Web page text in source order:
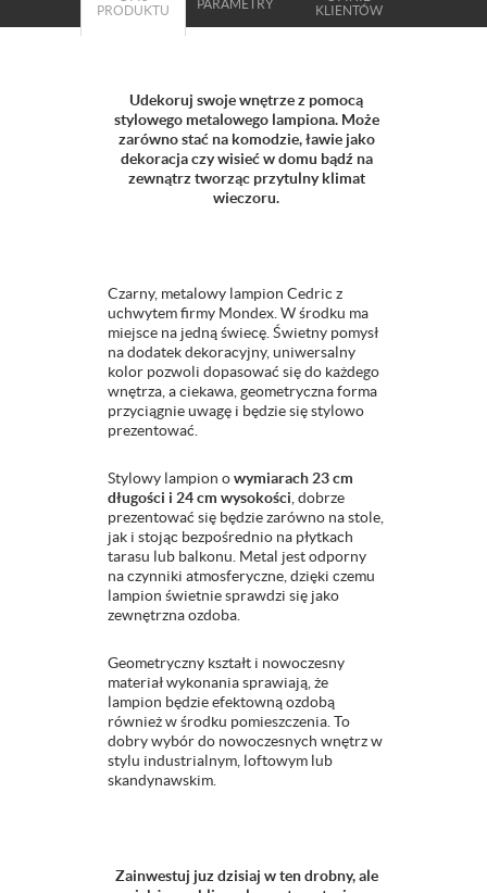
PRODUKTU
PARAMETRY
KLIENTÓW
Udekoruj swoje wnętrze z pomocą
stylowego metalowego lampiona. Może
zarówno stać na komodzie, ławie jako
dekoracja czy wisieć w domu bądź na
zewnątrz tworząc przytulny klimat
wieczoru.
Czarny, metalowy lampion Cedric z
uchwytem firmy Mondex. W środku ma
miejsce na jedną świecę. Świetny pomysł
na dodatek dekoracyjny, uniwersalny
kolor pozwoli dopasować się do każdego
wnętrza, a ciekawa, geometryczna forma
przyciągnie uwagę i będzie się stylowo
prezentować.
Stylowy lampion owymiarach 23 cm
długości i 24 cm wysokości, dobrze
prezentować się będzie zarówno na stole,
jak i stojąc bezpośrednio na płytkach
tarasu lub balkonu. Metal jest odporny
na czynniki atmosferyczne, dzięki czemu
lampion świetnie sprawdzi się jako
zewnętrzna ozdoba.
Geometryczny kształt i nowoczesny
materiał wykonania sprawiają, że
lampion będzie efektowną ozdobą
również w środku pomieszczenia. To
dobry wybór do nowoczesnych wnętrz w
stylu industrialnym, loftowym lub
skandynawskim.
Zainwestuj juz dzisiaj w ten drobny, ale